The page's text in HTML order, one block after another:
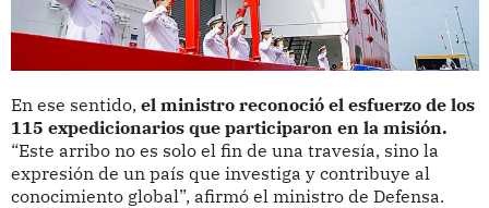
En ese sentido, el ministro reconoció el esfuerzo de los
115 expedicionarios que participaron en la misión.
“Este arribo no es solo el fin de una travesía, sino la
expresión de un país que investiga y contribuye al
conocimiento global”, afirmó el ministro de Defensa.